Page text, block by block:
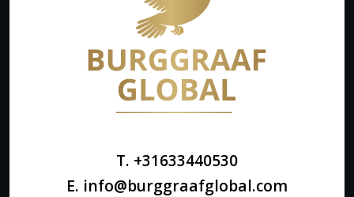
T. +31633440530
E. info@burggraafglobal.com